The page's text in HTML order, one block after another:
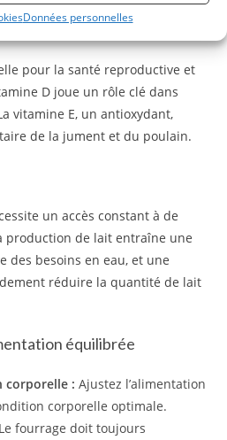
Données personnelles
pour la santé reproductive et
D joue un rôle clé dans
vitamine E, un antioxydant,
de la jument et du poulain.
un accès constant à de
production de lait entraîne une
des besoins en eau, et une
réduire la quantité de lait
équilibrée
corporelle : Ajustez l’alimentation
corporelle optimale.
Le fourrage doit toujours